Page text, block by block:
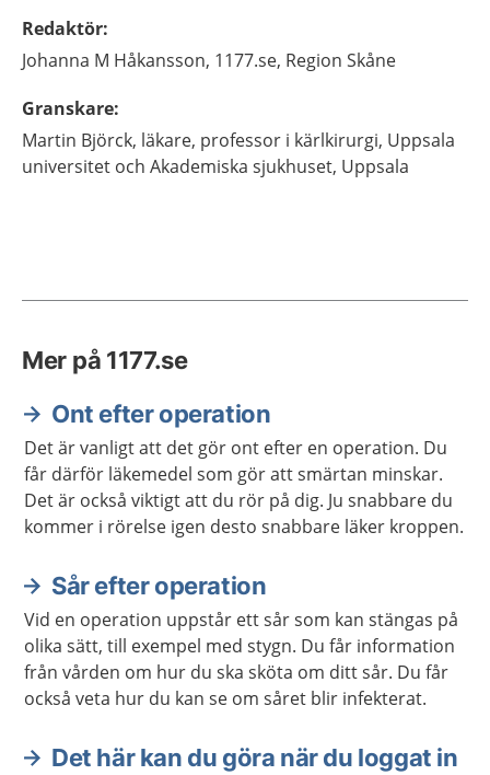
Redaktör:
Johanna M Håkansson, 1177.se, Region Skåne
Granskare:
Martin Björck, läkare, professor i kärlkirurgi, Uppsala
universitet och Akademiska sjukhuset, Uppsala
Mer på 1177.se
Ont efter operation
Det är vanligt att det gör ont efter en operation. Du
får därför läkemedel som gör att smärtan minskar.
Det är också viktigt att du rör på dig. Ju snabbare du
kommer i rörelse igen desto snabbare läker kroppen.
Sår efter operation
Vid en operation uppstår ett sår som kan stängas på
olika sätt, till exempel med stygn. Du får information
från vården om hur du ska sköta om ditt sår. Du får
också veta hur du kan se om såret blir infekterat.
Det här kan du göra när du loggat in